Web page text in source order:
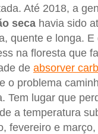
Até 2018, a
seca havia sido
quente e longa. E
na floresta que
de absorver
o problema
Tem lugar que
a temperatura
fevereiro e